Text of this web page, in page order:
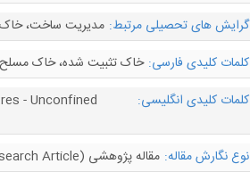
گرایش های تحصیلی مرتبط: مدیریت ساخت، خاک
کلمات کلیدی فارسی: خاک تثبیت شده، خاک مسلح
کلمات کلیدی انگلیسی:
- Unconfined
نوع نگارش مقاله: مقاله پژوهشی (Research Article)